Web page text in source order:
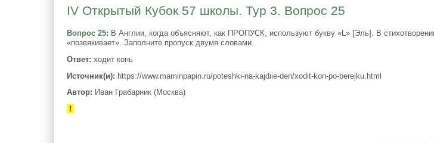
IV Открытый Кубок 57 школы. Тур 3. Вопрос 25
Вопрос 25: В Англии, когда объясняют, как ПРОПУСК, используют букву «L» [Эль]. В
«позвякивает». Заполните пропуск двумя словами.
Ответ: ходит конь
Источник(и): https://www.maminpapin.ru/poteshki-na-kajdiie-den/xodit-kon-po-berejku.html
Автор: Иван Грабарник (Москва)
!